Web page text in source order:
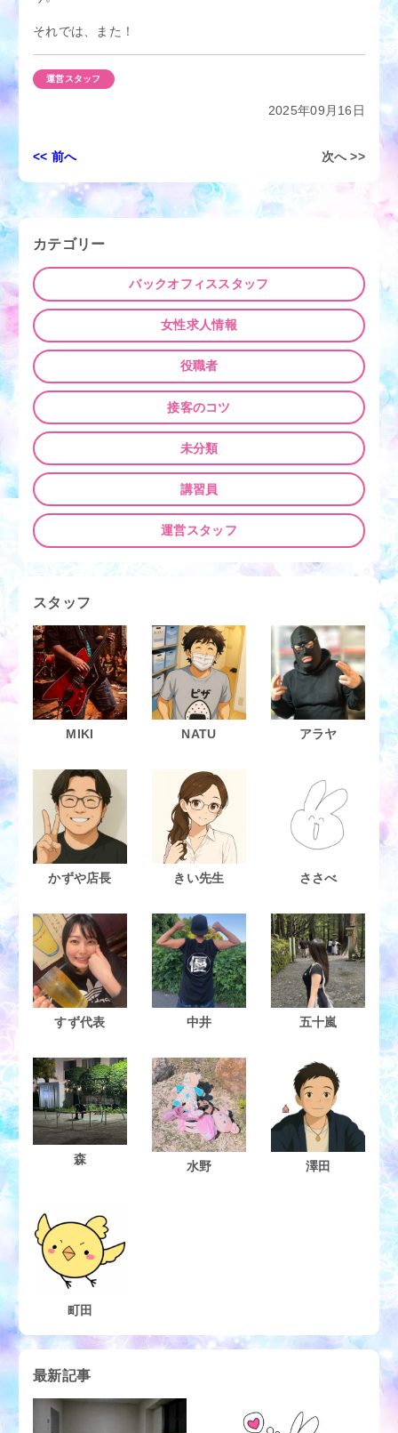
それでは、また！
運営スタッフ
2025年09月16日
投
ゲ
シ
ョ
ン
<< 前へ 次へ >>
カテゴリー
バックオフィススタッフ
女性求人情報
役職者
接客のコツ
未分類
講習員
運営スタッフ
スタッフ
MIKI NATU アラヤ
かずや店長 きい先生 ささべ
すず代表 中井 五十嵐
森 水野 澤田
町田
最新記事